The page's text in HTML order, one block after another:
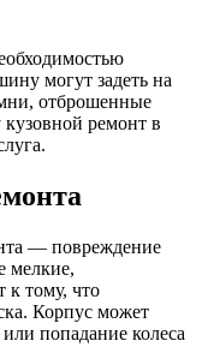
могут задеть на
отброшенные
ремонт в
— повреждение
мелкие,
к тому, что
Корпус может
попадание колеса